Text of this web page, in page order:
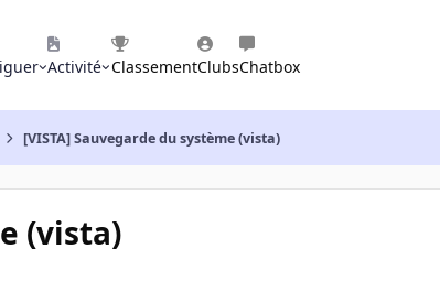
Activité ClassementClubsChatbox
[VISTA] Sauvegarde du système (vista)
(vista)